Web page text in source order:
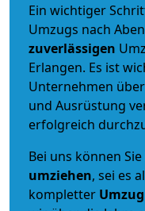
Ein wichtiger
Umzugs nach
zuverlässigen
Erlangen. Es ist
Unternehmen
und Ausrüstung
erfolgreich
Bei uns können Sie
umziehen, sei es
kompletter Umzug